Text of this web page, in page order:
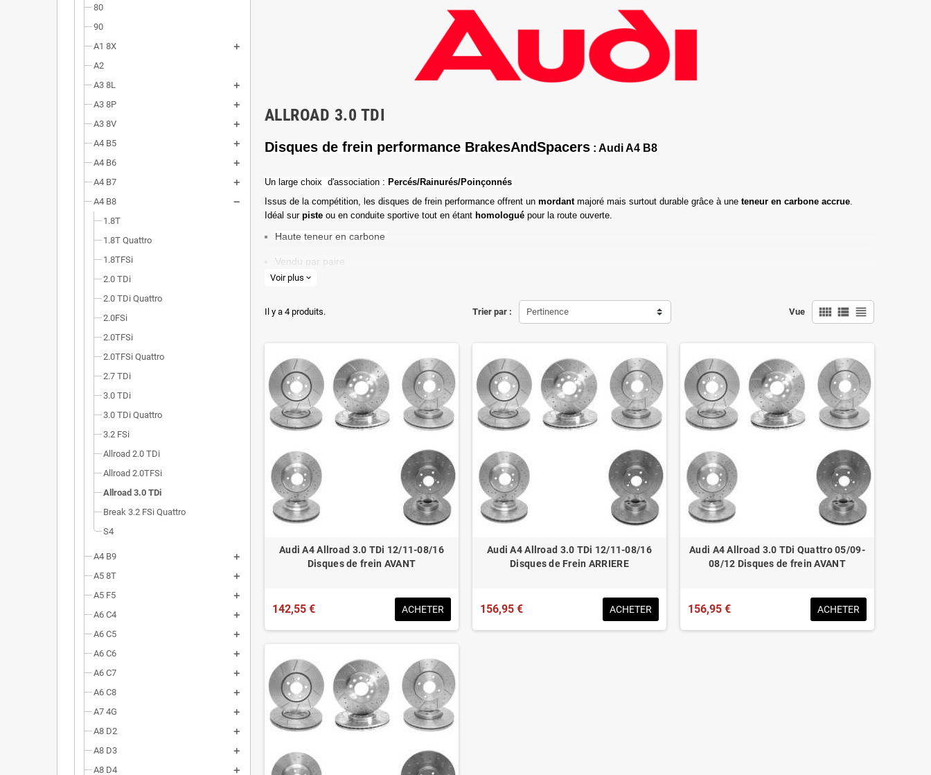
80
90
A1 8X
A2
A3 8L
A3 8P
A3 8V
A4 B5
A4 B6
A4 B7
A4 B8
1.8T
1.8T Quattro
1.8TFSi
2.0 TDi
2.0 TDi Quattro
2.0FSi
2.0TFSi
2.0TFSi Quattro
2.7 TDi
3.0 TDi
3.0 TDi Quattro
3.2 FSi
Allroad 2.0 TDi
Allroad 2.0TFSi
Allroad 3.0 TDi
Break 3.2 FSi Quattro
S4
A4 B9
A5 8T
A5 F5
A6 C4
A6 C5
A6 C6
A6 C7
A6 C8
A7 4G
A8 D2
A8 D3
A8 D4
ALLROAD 3.0 TDI
Disques de frein performance BrakesAndSpacers : Audi A4 B8
Un l arge choix d'association : Percés/Rainurés/Poinçonnés
Issus de la compétition, les disques de frein performance offrent un mordant majoré mais surtout durable grâce à une teneur en carbone accrue.
Idéal sur piste ou en conduite sportive tout en étant homologué pour la route ouverte.
Haute teneur en carbone
Vendu par paire
Valeur de friction maximale
Dimensions d'origine respectées
Poids réduit de 20% en moyenne
Homologué pour le contrôle technique
Voir plus expand_more
Trier par : Pertinence Vue view_comfy view_list view_headline
Il y a 4 produits.
Audi A4 Allroad 3.0 TDi 12/11-08/16
Disques de frein AVANT
142,55 € ACHETER
Audi A4 Allroad 3.0 TDi 12/11-08/16
Disques de Frein ARRIERE
156,95 € ACHETER
Audi A4 Allroad 3.0 TDi Quattro 05/09-
08/12 Disques de frein AVANT
156,95 € ACHETER